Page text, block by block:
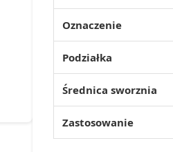
Oznaczenie
Podziałka
Średnica sworznia
Zastosowanie